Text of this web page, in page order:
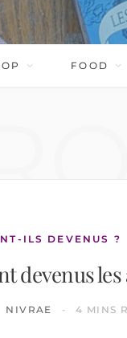
FOOD
ILS DEVENUS ?
devenus
NIVRAE 4 MINS